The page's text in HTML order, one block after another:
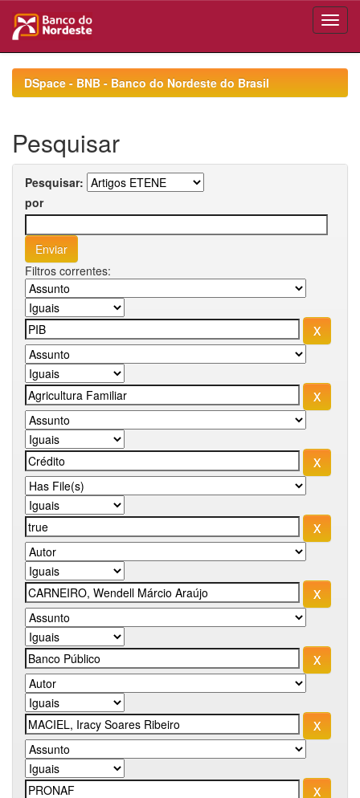
navigationDSpace - BNB - Banco do Nordeste do Brasil
Pesquisar
Pesquisar:
por
Filtros correntes: